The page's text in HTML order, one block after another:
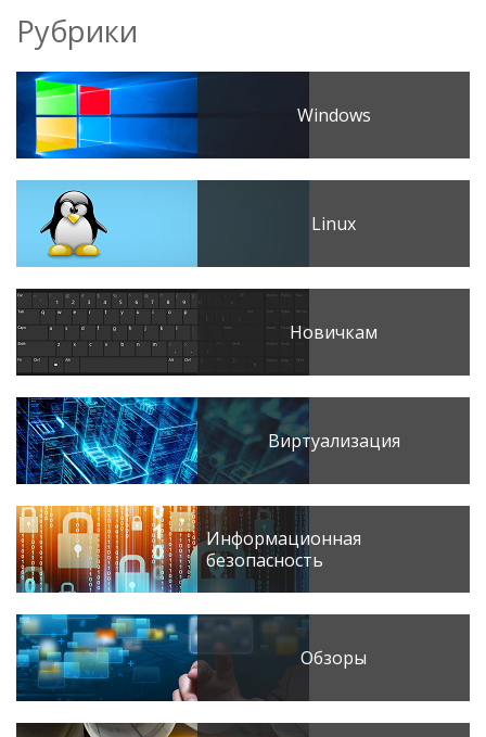
Рубрики
Windows
Linux
Новичкам
Виртуализация
Информационная
безопасность
Обзоры